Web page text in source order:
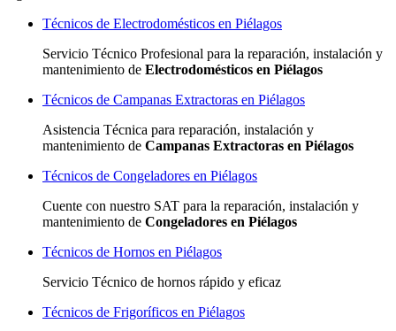
Técnicos de Electrodomésticos en Piélagos
Servicio Técnico Profesional para la reparación, instalación y
mantenimiento de Electrodomésticos en Piélagos
Técnicos de Campanas Extractoras en Piélagos
Asistencia Técnica para reparación, instalación y
mantenimiento de Campanas Extractoras en Piélagos
Técnicos de Congeladores en Piélagos
Cuente con nuestro SAT para la reparación, instalación y
mantenimiento de Congeladores en Piélagos
Técnicos de Hornos en Piélagos
Servicio Técnico de hornos rápido y eficaz
Técnicos de Frigoríficos en Piélagos